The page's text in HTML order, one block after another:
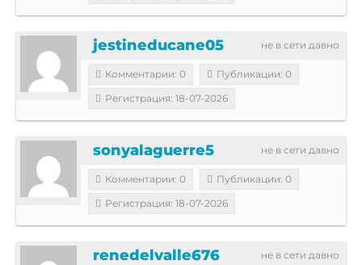
не в сети давно
jestineducane05
Комментарии: 0
Публикации: 0
Регистрация: 18-07-2026
не в сети давно
sonyalaguerre5
Комментарии: 0
Публикации: 0
Регистрация: 18-07-2026
не в сети давно
renedelvalle676